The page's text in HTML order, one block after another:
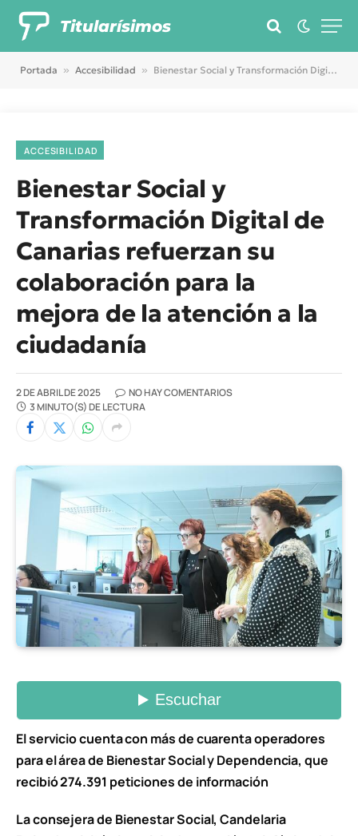
Titularísimos
Portada » Accesibilidad » Bienestar Social y Transformación Digital de Canarias refuerzan su colaboración para la mejora de la atención a la ciudadanía
ACCESIBILIDAD
Bienestar Social y
Transformación Digital de
Canarias refuerzan su
colaboración para la
mejora de la atención a la
ciudadanía
2 DE ABRIL DE 2025
NO HAY COMENTARIOS
3 MINUTO(S) DE LECTURA
El servicio cuenta con más de cuarenta operadores
para el área de Bienestar Social y Dependencia, que
recibió 274.391 peticiones de información
La consejera de Bienestar Social, Candelaria